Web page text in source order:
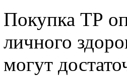
Покупка ТР
личного
могут